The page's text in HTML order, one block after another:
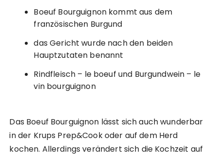
Boeuf Bourguignon kommt aus dem
französischen Burgund
das Gericht wurde nach den beiden
Hauptzutaten benannt
Rindfleisch – le boeuf und Burgundwein – le
vin bourguignon
Das Boeuf Bourguignon lässt sich auch wunderbar
in der Krups Prep&Cook oder auf dem Herd
kochen. Allerdings verändert sich die Kochzeit auf